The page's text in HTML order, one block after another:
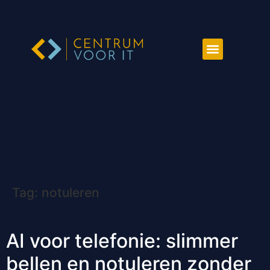
Tag: notuleren
AI voor telefonie: slimmer
bellen en notuleren zonder